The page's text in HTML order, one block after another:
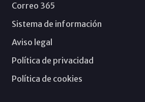
Correo 365
Sistema de información
Aviso legal
Política de privacidad
Política de cookies